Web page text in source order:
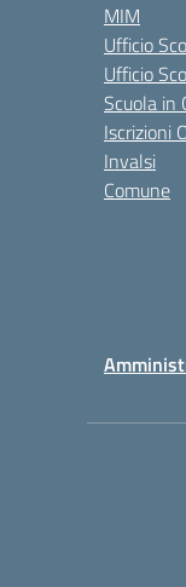
MIM
Ufficio
Ufficio
Scuola in
Iscrizioni
Invalsi
Comune